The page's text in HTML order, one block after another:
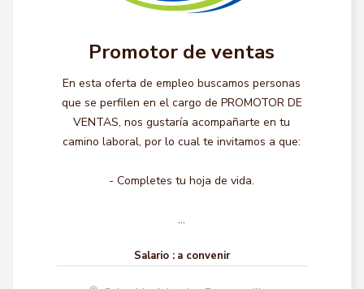
Promotor de ventas
En esta oferta de empleo buscamos personas
que se perfilen en el cargo de PROMOTOR DE
VENTAS, nos gustaría acompañarte en tu
camino laboral, por lo cual te invitamos a que:
- Completes tu hoja de vida.
...
Salario : a convenir